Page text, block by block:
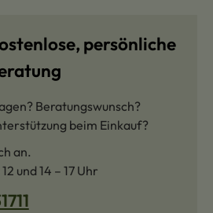
persönliche
Beratungswunsch?
beim Einkauf?
an.
und 14 – 17 Uhr